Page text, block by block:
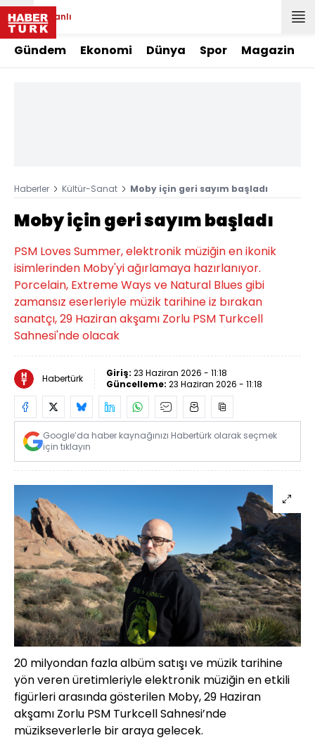
Canlı
Gündem Ekonomi Dünya Spor Magazin
Haberler Kültür-Sanat Moby için geri sayım başladı
Moby için geri sayım başladı
PSM Loves Summer, elektronik müziğin en ikonik
isimlerinden Moby'yi ağırlamaya hazırlanıyor.
Porcelain, Extreme Ways ve Natural Blues gibi
zamansız eserleriyle müzik tarihine iz bırakan
sanatçı, 29 Haziran akşamı Zorlu PSM Turkcell
Sahnesi'nde olacak
Habertürk Giriş: 23 Haziran 2026 - 11:18
Güncelleme: 23 Haziran 2026 - 11:18
Google’da haber kaynağınızı Habertürk olarak seçmek
için tıklayın
20 milyondan fazla albüm satışı ve müzik tarihine
yön veren üretimleriyle elektronik müziğin en etkili
figürleri arasında gösterilen Moby, 29 Haziran
akşamı Zorlu PSM Turkcell Sahnesi’nde
müzikseverlerle bir araya gelecek.